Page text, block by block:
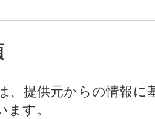
、提供元からの情報に
す。